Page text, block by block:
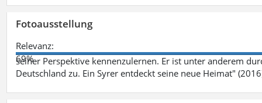
Fotoausstellung
Relevanz:
69%
seiner Perspektive kennenzulernen. Er ist unter anderem
Deutschland zu. Ein Syrer entdeckt seine neue Heimat"